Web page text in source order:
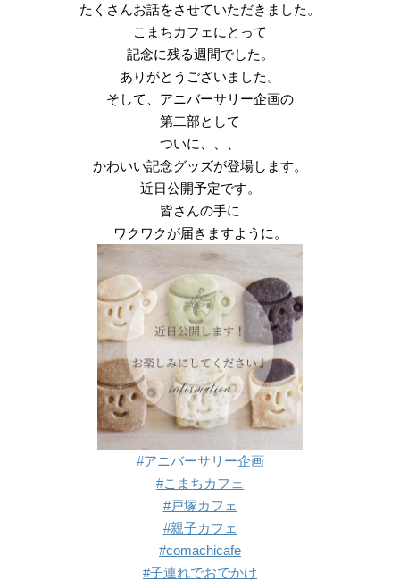
たくさんお話をさせていただきました。
こまちカフェにとって
記念に残る週間でした。
ありがとうございました。
そして、アニバーサリー企画の
第二部として
ついに、、、
かわいい記念グッズが登場します。
近日公開予定です。
皆さんの手に
ワクワクが届きますように。
#アニバーサリー企画
#こまちカフェ
#戸塚カフェ
#親子カフェ
#comachicafe
#子連れでおでかけ